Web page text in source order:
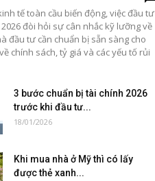
tế toàn cầu biến động, việc đầu tư
đòi hỏi sự cân nhắc kỹ lưỡng về
đầu tư cần chuẩn bị sẵn sàng cho
chính sách, tỷ giá và các yếu tố rủi
3 bước chuẩn bị tài chính 2026
trước khi đầu tư...
18/01/2026
Khi mua nhà ở Mỹ thì có lấy
được thẻ xanh...